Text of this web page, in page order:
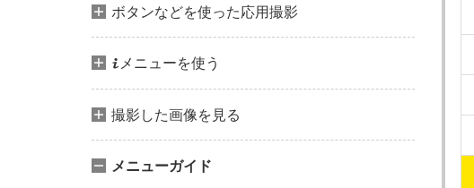
ボタンなどを使った応用撮影
i メニューを使う
撮影した画像を見る
メニューガイド